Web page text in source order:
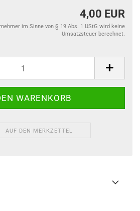
4,00 EUR
im Sinne von § 19 Abs. 1 UStG wird keine
Umsatzsteuer berechnet.
AUF DEN MERKZETTEL